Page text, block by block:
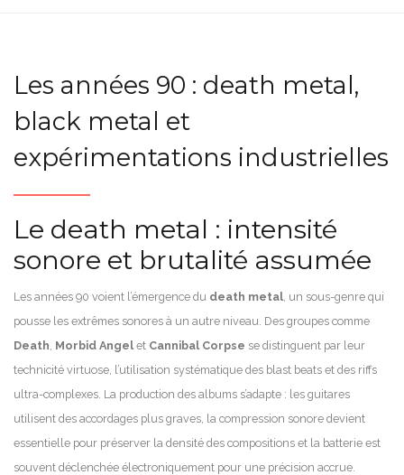
Les années 90 : death metal,
black metal et
expérimentations industrielles
Le death metal : intensité
sonore et brutalité assumée
Les années 90 voient l’émergence du death metal , un sous-genre qui
pousse les extrêmes sonores à un autre niveau. Des groupes comme
Death Morbid Angel et Cannibal Corpse se distinguent par leur
technicité virtuose, l’utilisation systématique des blast beats et des riffs
ultra-complexes. La production des albums s’adapte : les guitares
utilisent des accordages plus graves, la compression sonore devient
essentielle pour préserver la densité des compositions et la batterie est
souvent déclenchée électroniquement pour une précision accrue.